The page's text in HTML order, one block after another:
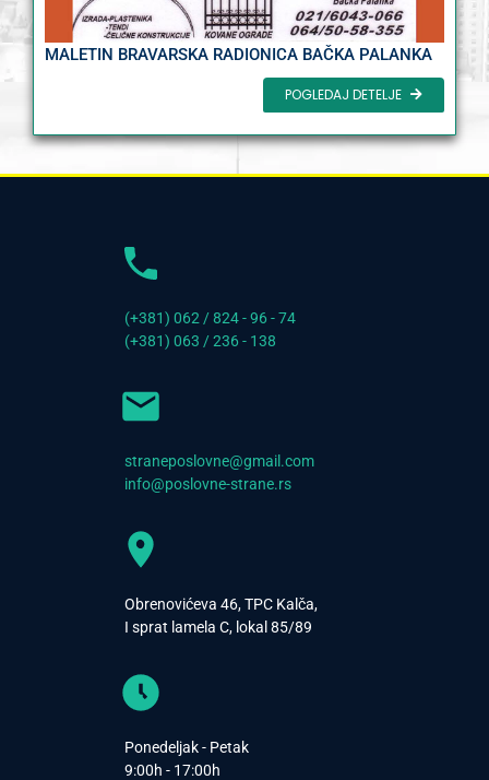
MALETIN BRAVARSKA RADIONICA BAČKA PALANKA
POGLEDAJ DETELJE
(+381) 062 / 824 - 96 - 74
(+381) 063 / 236 - 138
straneposlovne@gmail.com
info@poslovne-strane.rs
Obrenovićeva 46, TPC Kalča,
I sprat lamela C, lokal 85/89
Ponedeljak - Petak
9:00h - 17:00h